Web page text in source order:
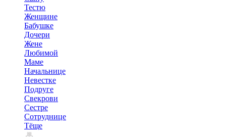
Тестю
Женщине
Бабушке
Дочери
Жене
Любимой
Маме
Начальнице
Невестке
Подруге
Свекрови
Сестре
Сотруднице
Тёще